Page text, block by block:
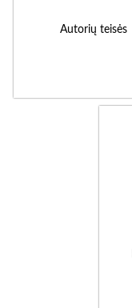
Autorių teisės